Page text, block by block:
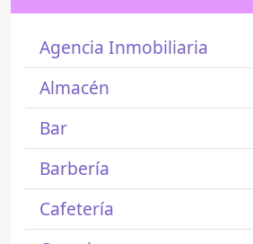
Agencia Inmobiliaria
Almacén
Bar
Barbería
Cafetería